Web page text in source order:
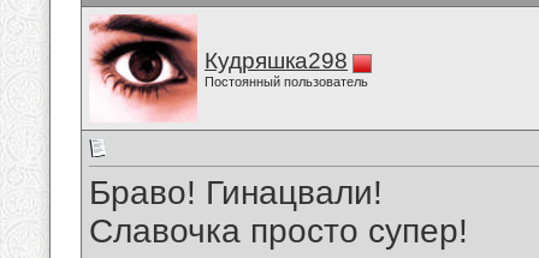
Кудряшка298
Постоянный пользователь
Браво! Гинацвали!
Славочка просто супер!